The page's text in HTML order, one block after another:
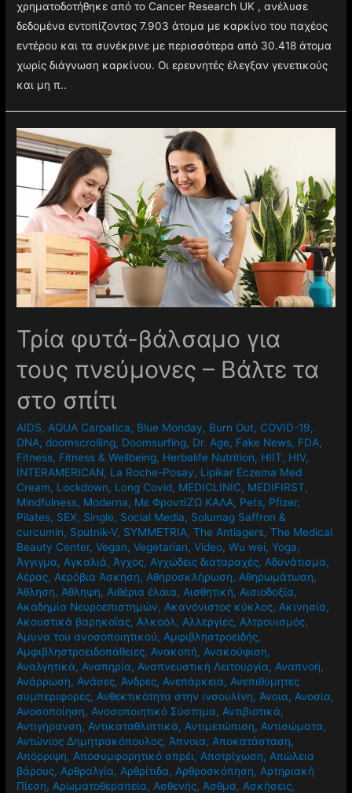
χρηματοδοτήθηκε από το Cancer Research UK , ανέλυσε
δεδομένα εντοπίζοντας 7.903 άτομα με καρκίνο του παχέος
εντέρου και τα συνέκρινε με περισσότερα από 30.418 άτομα
χωρίς διάγνωση καρκίνου. Οι ερευνητές έλεγξαν γενετικούς
και μη π..
Τρία φυτά-βάλσαμο για
τους πνεύμονες – Βάλτε τα
στο σπίτι
AIDS, AQUA Carpatica, Blue Monday, Burn Out, COVID-19,
DNA,doomscrolling, Doomsurfing, Dr. Age, Fake News, FDA,
Fitness, Fitness & Wellbeing, Herbalife Nutrition, HIIT, HIV,
INTERAMERICAN, La Roche-Posay, Lipikar Eczema Med
Cream, Lockdown, Long Covid, MEDICLINIC, MEDIFIRST,
Mindfulness, Moderna, Mε ΦροντίΖΩ ΚΑΛΑ, Pets, Pfizer,
Pilates, SEX, Single, Social Media, Solumag Saffron &
curcumin, Sputnik-V, SYMMETRIA,The Antiagers,The Medical
Beauty Center,Vegan,Vegetarian,Video,Wu wei,Yoga,
Άγγιγμα, Αγκαλιά, Άγχος, Αγχώδεις διαταραχές, Αδυνάτισμα,
Αέρας, Αερόβια Άσκηση, Αθηροσκλήρωση, Αθηρωμάτωση,
Άθληση, Άθληψη, Αιθέρια έλαια, Αισθητική, Αισιοδοξία,
Ακαδημία Νευροεπιστημών, Ακανόνιστος κύκλος, Ακινησία,
Ακουστικά βαρηκοΐας, Αλκοόλ, Αλλεργίες, Αλτρουισμός,
Άμυνα του ανοσοποιητικού, Αμφιβληστροειδής,
Αμφιβληστροειδοπάθειες, Ανακοπή, Ανακούφιση,
Αναλγητικά, Αναπηρία, Αναπνευστική Λειτουργία, Αναπνοή,
Ανάρρωση, Ανάσες, Άνδρες, Ανεπάρκεια, Ανεπιθύμητες
συμπεριφορές, Ανθεκτικότητα στην ινσουλίνη, Άνοια, Ανοσία,
Ανοσοποίηση, Ανοσοποιητικό Σύστημα, Αντιβιοτικά,
Αντιγήρανση, Αντικαταθλιπτικά, Αντιμετώπιση, Αντισώματα,
Αντώνιος Δημητρακόπουλος, Άπνοια, Αποκατάσταση,
Απόρριψη, Αποσυμφορητικό σπρέι, Αποτρίχωση, Απώλεια
βάρους, Αρθραλγία, Αρθρίτιδα, Αρθροσκόπηση, Αρτηριακή
Πίεση, Αρωματοθεραπεία, Ασθενής, Άσθμα, Ασκήσεις,